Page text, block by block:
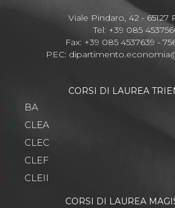
Viale Pindaro, 42 - 65127
Tel: +39 085
Fax: +39 085 4537639 -
PEC:
CORSI DI LAUREA
BA
CLEA
CLEC
CLEF
CLEII
CORSI DI LAUREA